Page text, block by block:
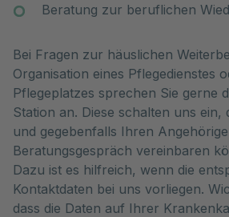
Beratung zur beruflichen
Bei Fragen zur häuslichen
Organisation eines Pflegedienstes
Pflegeplatzes sprechen Sie gerne
Station an. Diese schalten uns ein,
und gegebenfalls Ihren
Beratungsgespräch vereinbaren
Dazu ist es hilfreich, wenn die
Kontaktdaten bei uns vorliegen.
dass die Daten auf Ihrer